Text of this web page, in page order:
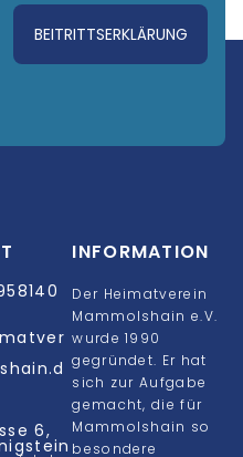
BEITRITTSERKLÄRUNG
6,
INFORMATION
Der Heimatverein
Mammolshain e.V.
wurde 1990
gegründet. Er hat
sich zur Aufgabe
gemacht, die für
Mammolshain so
besondere